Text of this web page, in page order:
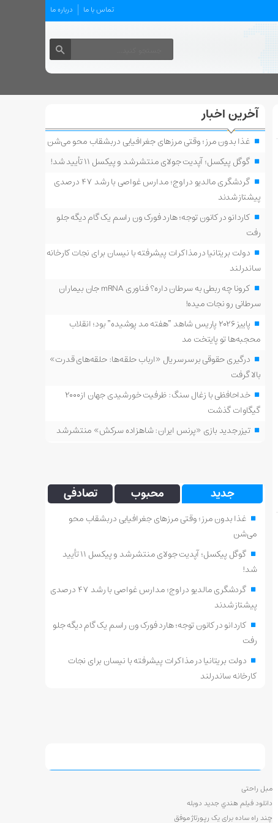
تماس با ما درباره ما
آخرین اخبار
غذا بدون مرز؛ وقتی مرزهای جغرافیایی در بشقاب محو می‌شن
گوگل پیکسل؛ آپدیت جولای منتشر شد و پیکسل ۱۱ تأیید شد!
گردشگری مالدیو در اوج؛ مدارس غواصی با رشد ۴۷ درصدی
پیشتاز شدند
کاردانو در کانون توجه؛ هارد فورک ون راسم یک گام دیگه جلو
رفت
دولت بریتانیا در مذاکرات پیشرفته با نیسان برای نجات کارخانه
ساندرلند
کرونا چه ربطی به سرطان داره؟ فناوری mRNA جان بیماران
سرطانی رو نجات میده!
پاییز ۲۰۲۶ پاریس شاهد “هفته مد پوشیده” بود؛ انقلاب
محجبه‌ها تو پایتخت مد
درگیری حقوقی بر سر سریال «ارباب حلقه‌ها: حلقه‌های قدرت»
بالا گرفت
خداحافظی با زغال سنگ: ظرفیت خورشیدی جهان از ۲۰۰۰
گیگاوات گذشت
تیزر جدید بازی «پرنس ایران: شاهزاده سرکش» منتشر شد
جدید محبوب تصادفی
غذا بدون مرز؛ وقتی مرزهای جغرافیایی در بشقاب محو
می‌شن
گوگل پیکسل؛ آپدیت جولای منتشر شد و پیکسل ۱۱ تأیید
شد!
گردشگری مالدیو در اوج؛ مدارس غواصی با رشد ۴۷ درصدی
پیشتاز شدند
کاردانو در کانون توجه؛ هارد فورک ون راسم یک گام دیگه جلو
رفت
دولت بریتانیا در مذاکرات پیشرفته با نیسان برای نجات
کارخانه ساندرلند
مبل راحتی
دانلود فيلم هندي جديد دوبله
چند راه ساده برای یک رپورتاژ موفق